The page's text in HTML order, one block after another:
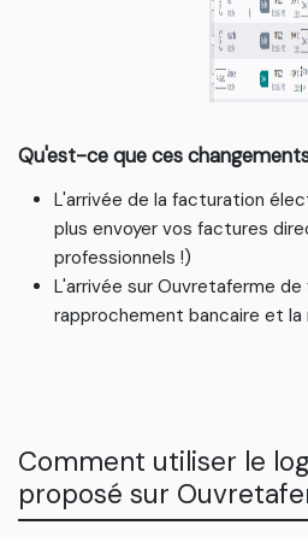
Qu'est-ce que ces
L'arrivée de la facturation
plus envoyer vos factures
professionnels !)
L'arrivée sur Ouvretaferme
rapprochement bancaire et la
Comment utiliser le
proposé sur